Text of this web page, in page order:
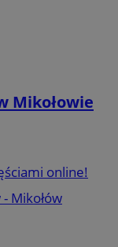
Mikołowie
online!
Mikołów